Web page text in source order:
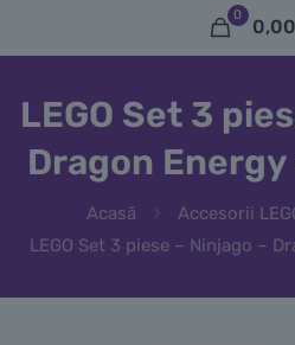
0
0,00
LEGO Set 3
Dragon
Acasă Accesorii
LEGO Set 3 piese – Ninjago –